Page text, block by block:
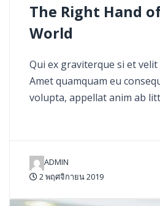
The Right Hand
World
Qui ex graviterque si et
Amet quamquam eu
volupta, appellat anim ab
ADMIN
2 พฤศจิกายน 2019